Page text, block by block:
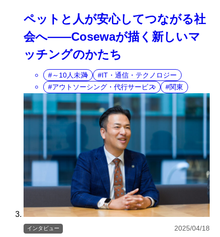
ペットと人が安心してつながる社
会へ――Cosewaが描く新しいマ
ッチングのかたち
～10人未満
IT・通信・テクノロジー
アウトソーシング・代行サービス
関東
インタビュー 2025/04/18